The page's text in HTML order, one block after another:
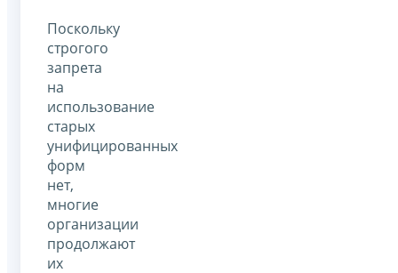
Поскольку
строгого
запрета
на
использование
старых
унифицированных
форм
нет,
многие
организации
продолжают
их